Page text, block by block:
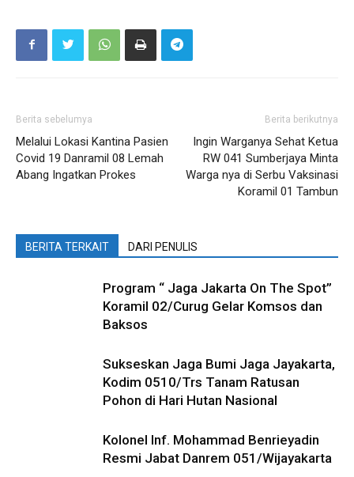
Berita sebelumya
Melalui Lokasi Kantina Pasien
Covid 19 Danramil 08 Lemah
Abang Ingatkan Prokes
Berita berikutnya
Ingin Warganya Sehat Ketua
RW 041 Sumberjaya Minta
Warga nya di Serbu Vaksinasi
Koramil 01 Tambun
BERITA TERKAIT DARI PENULIS
Program “ Jaga Jakarta On The Spot”
Koramil 02/Curug Gelar Komsos dan
Baksos
Sukseskan Jaga Bumi Jaga Jayakarta,
Kodim 0510/Trs Tanam Ratusan
Pohon di Hari Hutan Nasional
Kolonel Inf. Mohammad Benrieyadin
Resmi Jabat Danrem 051/Wijayakarta